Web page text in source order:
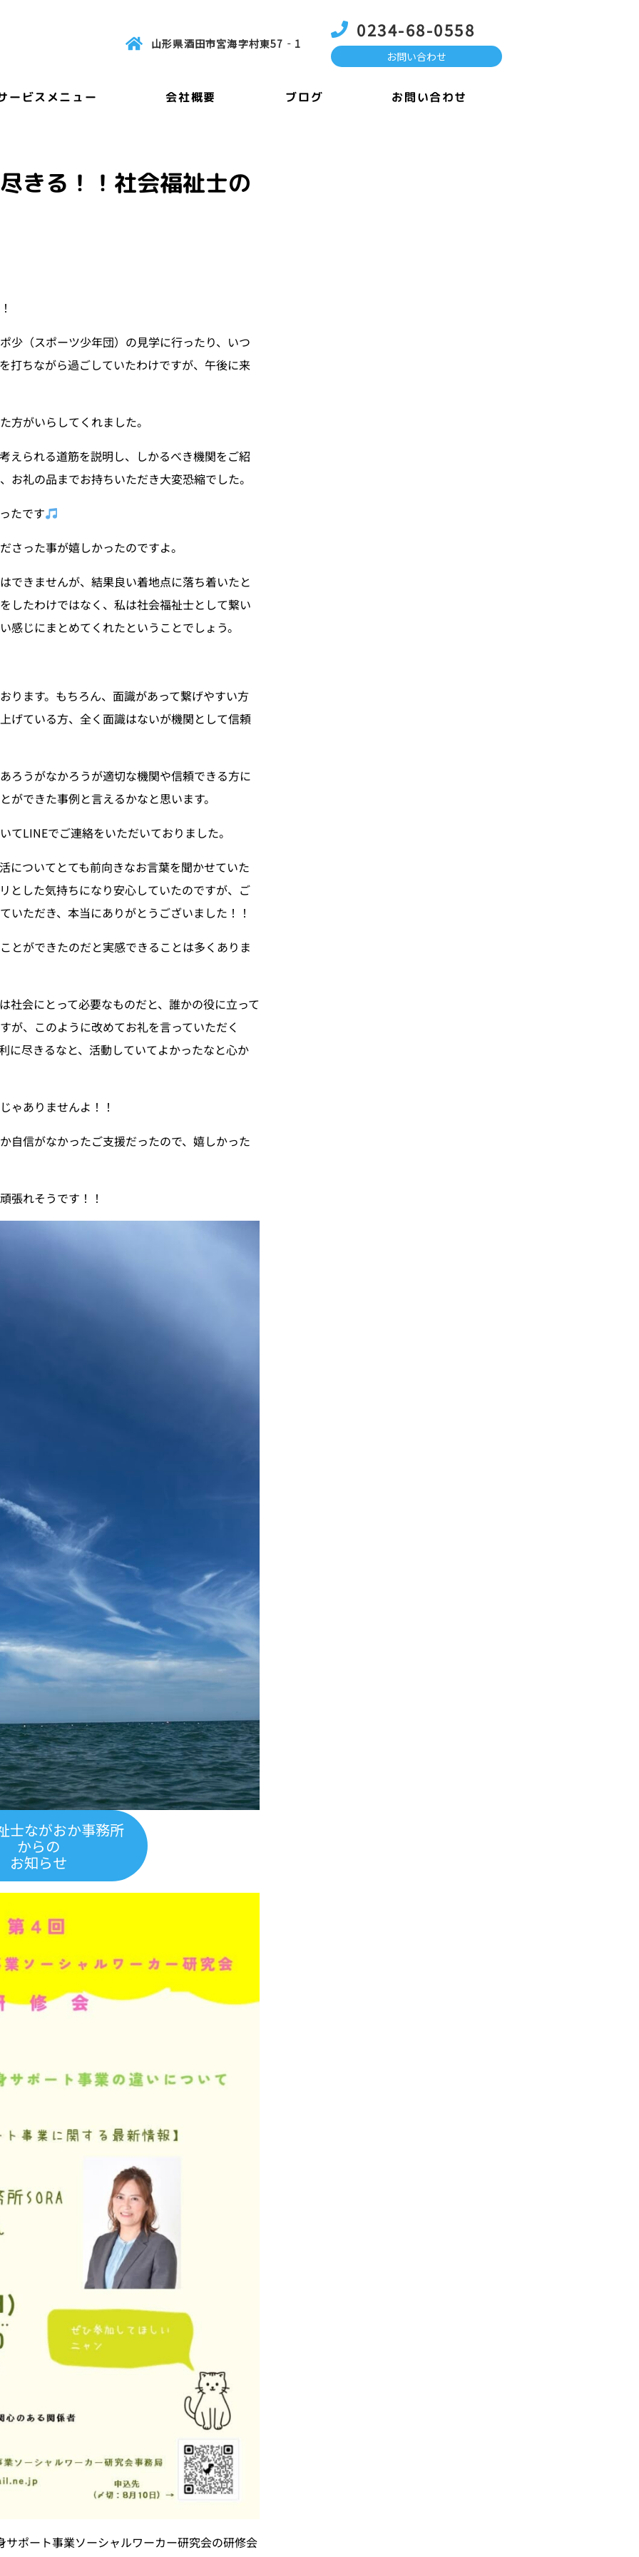
山形県酒田市宮海字村東57‐1
0234-68-0558
お問い合わせ
ービスメニュー 会社概要 ブログ お問い合わせ
きる！！社会福祉士の
少（スポーツ少年団）の見学に行ったり、いつ
打ちながら過ごしていたわけですが、午後に来
方がいらしてくれました。
えられる道筋を説明し、しかるべき機関をご紹
お礼の品までお持ちいただき大変恐縮でした。
たです
さった事が嬉しかったのですよ。
できませんが、結果良い着地点に落ち着いたと
したわけではなく、私は社会福祉士として繋い
感じにまとめてくれたということでしょう。
ります。もちろん、面識があって繋げやすい方
げている方、全く面識はないが機関として信頼
ろうがなかろうが適切な機関や信頼できる方に
できた事例と言えるかなと思います。
てLINEでご連絡をいただいておりました。
についてとても前向きなお言葉を聞かせていた
とした気持ちになり安心していたのですが、ご
いただき、本当にありがとうございました！！
とができたのだと実感できることは多くありま
社会にとって必要なものだと、誰かの役に立って
が、このように改めてお礼を言っていただく
に尽きるなと、活動していてよかったなと心か
ゃありませんよ！！
自信がなかったご支援だったので、嬉しかった
張れそうです！！
士ながおか事務所
からの
お知らせ
ポート事業ソーシャルワーカー研究会の研修会